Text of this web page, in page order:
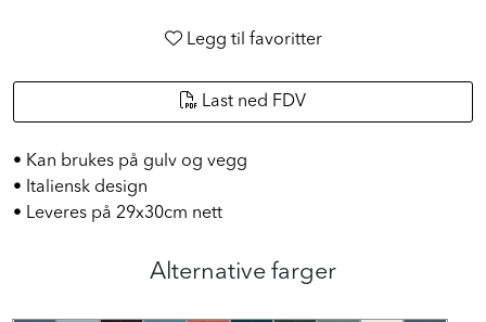
Legg til favoritter
Last ned FDV
• Kan brukes på gulv og vegg
• Italiensk design
• Leveres på 29x30cm nett
Alternative farger